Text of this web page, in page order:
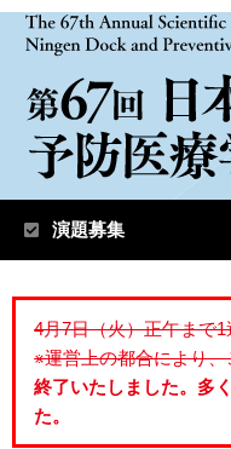
演題募集
4月7日（火）正午まで
※運営上の都合により
終了いたしました。多
た。